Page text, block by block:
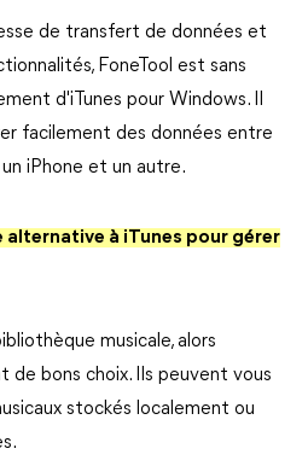
de transfert de données et
FoneTool est sans
d'iTunes pour Windows. Il
facilement des données entre
iPhone et un autre.
alternative à iTunes pour gérer
musicale, alors
de bons choix. Ils peuvent vous
stockés localement ou